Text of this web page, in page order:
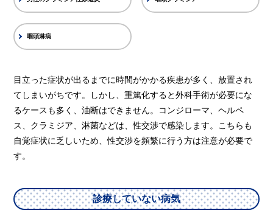
咽頭淋病
目立った症状が出るまでに時間がかかる疾患が多く、放置され
てしまいがちです。しかし、重篤化すると外科手術が必要にな
るケースも多く、油断はできません。コンジローマ、ヘルペ
ス、クラミジア、淋菌などは、性交渉で感染します。こちらも
自覚症状に乏しいため、性交渉を頻繁に行う方は注意が必要で
す。
診療していない病気